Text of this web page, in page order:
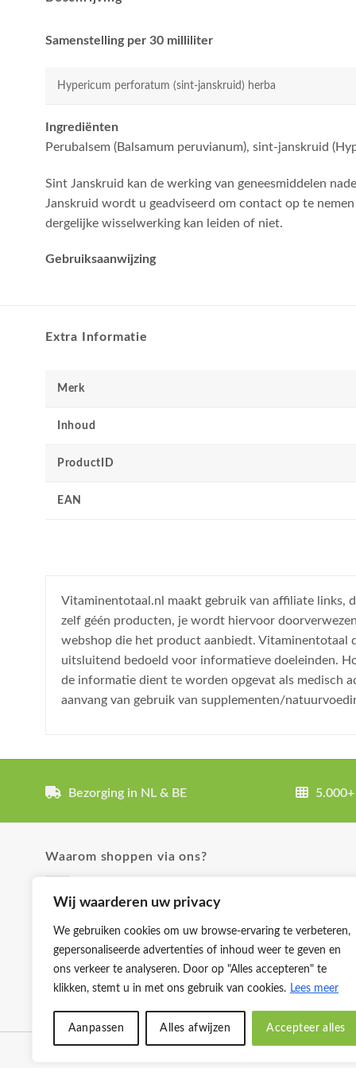
Wij waarderen uw privacy
We gebruiken cookies om uw browse-ervaring te verbeteren,
gepersonaliseerde advertenties of inhoud weer te geven en
ons verkeer te analyseren. Door op "Alles accepteren" te
klikken, stemt u in met ons gebruik van cookies. Lees meer
Aanpassen Alles afwijzen Accepteer alles
Samenstelling per 30 milliliter
Hypericum perforatum (sint-janskruid) herba
Ingrediënten
Perubalsem (Balsamum peruvianum), sint-janskruid
Sint Janskruid kan de werking van geneesmiddelen
Janskruid wordt u geadviseerd om contact op te
dergelijke wisselwerking kan leiden of niet.
Gebruiksaanwijzing
Extra Informatie
Merk
Inhoud
ProductID
EAN
Vitaminentotaal.nl maakt gebruik van affiliate links,
zelf géén producten, je wordt hiervoor
webshop die het product aanbiedt. Vitaminentotaal
uitsluitend bedoeld voor informatieve doeleinden.
de informatie dient te worden opgevat als medisch
aanvang van gebruik van supplementen/
Bezorging in NL & BE
Waarom shoppen via ons?
✓ Uitgebreide product omschrijvingen
✓ Klanttevredenheid staat voorop
✓ Producten zijn zorgvuldig gekozen
✓ Ruim scala betalingsmogelijkheden